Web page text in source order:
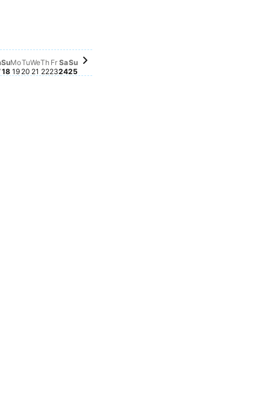
ん
せん
ません
りません
ありません
はありません
10
向はありません
11
動向はありません
12
格動向はありません
October 13
価格動向はありません
October 14
の価格動向はありません
October 15
付の価格動向はありません
October 16
日付の価格動向はありません
October 17
の日付の価格動向はありません
Sunday, October 18
この日付の価格動向はありません
Su
18
Monday, October 19
この日付の価格動向はありません
Mo
19
Tuesday, October 20
この日付の価格動向はありません
Tu
20
Wednesday, October 21
この日付の価格動向はありません
We
21
Thursday, October 22
この日付の価格動向はありません
Th
22
Friday, October 23
この日付の価格動向はありません
Fr
23
Saturday, October 24
この日付の価格動向はありません
Sa
24
Sunday, October 25
この日付の価格動向はありません
Su
25